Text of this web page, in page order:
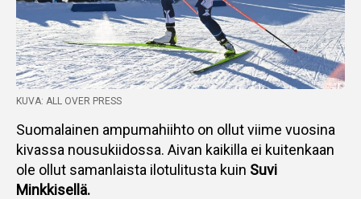
KUVA: ALL OVER PRESS
Suomalainen ampumahiihto on ollut viime vuosina
kivassa nousukiidossa. Aivan kaikilla ei kuitenkaan
ole ollut samanlaista ilotulitusta kuin Suvi
Minkkisellä.